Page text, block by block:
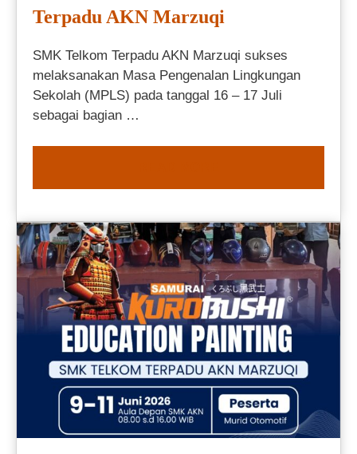
Terpadu AKN Marzuqi
SMK Telkom Terpadu AKN Marzuqi sukses
melaksanakan Masa Pengenalan Lingkungan
Sekolah (MPLS) pada tanggal 16 – 17 Juli
sebagai bagian …